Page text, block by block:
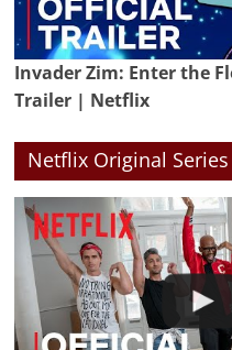
Invader Zim: Enter the
Trailer | Netflix
Netflix Original